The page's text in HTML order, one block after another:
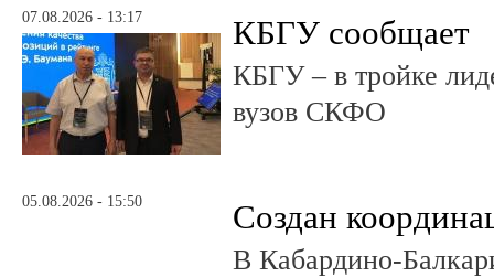
07.08.2026 - 13:17 КБГУ сообщает
КБГУ – в тройке
вузов СКФО
05.08.2026 - 15:50 Создан
В Кабардино-